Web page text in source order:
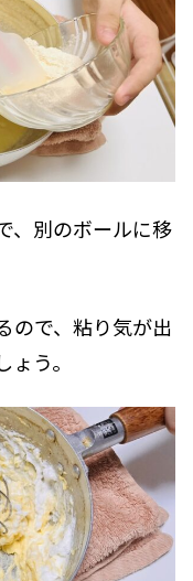
、別のボールに移
ので、粘り気が出
う。